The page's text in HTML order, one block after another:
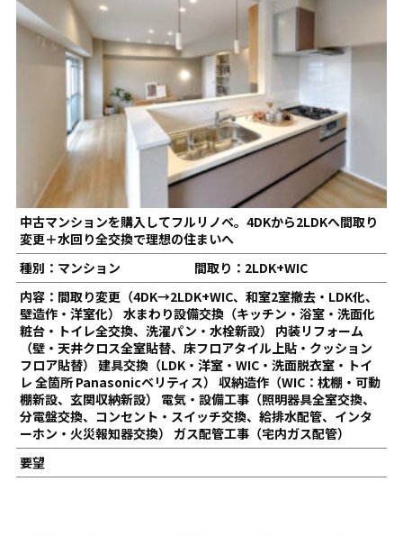
中古マンションを購入してフルリノベ。4DKから2LDKへ間取り
変更＋水回り全交換で理想の住まいへ
種別：マンション
間取り：2LDK+WIC
内容：間取り変更（4DK→2LDK+WIC、和室2室撤去・LDK化、
壁造作・洋室化） 水まわり設備交換（キッチン・浴室・洗面化
粧台・トイレ全交換、洗濯パン・水栓新設） 内装リフォーム
（壁・天井クロス全室貼替、床フロアタイル上貼・クッション
フロア貼替） 建具交換（LDK・洋室・WIC・洗面脱衣室・トイ
レ 全箇所 Panasonicベリティス） 収納造作（WIC：枕棚・可動
棚新設、玄関収納新設） 電気・設備工事（照明器具全室交換、
分電盤交換、コンセント・スイッチ交換、給排水配管、インタ
ーホン・火災報知器交換） ガス配管工事（宅内ガス配管）
要望